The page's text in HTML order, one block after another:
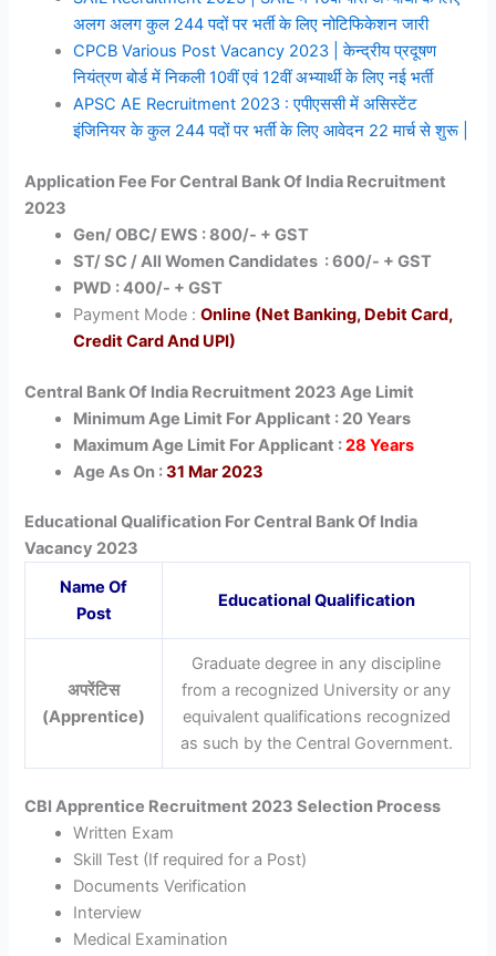
अलग अलग कुल 244 पदों पर भर्ती के लिए नोटिफिकेशन जारी
CPCB Various Post Vacancy 2023 | केन्द्रीय प्रदूषण
नियंत्रण बोर्ड में निकली 10वीं एवं 12वीं अभ्यार्थी के लिए नई भर्ती
APSC AE Recruitment 2023 : एपीएससी में असिस्टेंट
इंजिनियर के कुल 244 पदों पर भर्ती के लिए आवेदन 22 मार्च से शुरू |
Application Fee For Central Bank Of India Recruitment
2023
Gen/ OBC/ EWS : 800/- + GST
ST/ SC / All Women Candidates : 600/- + GST
PWD : 400/- + GST
Payment Mode :Online (Net Banking, Debit Card,
Credit Card And UPI)
Central Bank Of India Recruitment 2023 Age Limit
Minimum Age Limit For Applicant : 20 Years
Maximum Age Limit For Applicant :28 Years
Age As On :31 Mar 2023
Educational Qualification For Central Bank Of India
Vacancy 2023
Name Of
Post
Educational Qualification
अपरेंटिस
(Apprentice)
Graduate degree in any discipline
from a recognized University or any
equivalent qualifications recognized
as such by the Central Government.
CBI Apprentice Recruitment 2023 Selection Process
Written Exam
Skill Test (If required for a Post)
Documents Verification
Interview
Medical Examination